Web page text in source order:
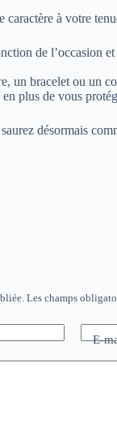
à votre
de l’occasion
un bracelet ou un
en plus de vous
désormais
Les champs
E-